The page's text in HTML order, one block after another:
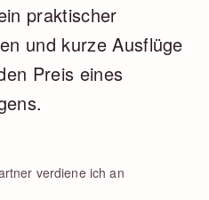
praktischer
und kurze Ausflüge
Preis eines
verdiene ich an